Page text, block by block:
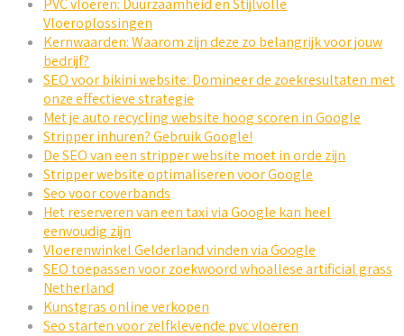
PVC vloeren: Duurzaamheid en Stijlvolle
Vloeroplossingen
Kernwaarden: Waarom zijn deze zo belangrijk voor jouw
bedrijf?
SEO voor bikini website: Domineer de zoekresultaten met
onze effectieve strategie
Met je auto recycling website hoog scoren in Google
Stripper inhuren? Gebruik Google!
De SEO van een stripper website moet in orde zijn
Stripper website optimaliseren voor Google
Seo voor coverbands
Het reserveren van een taxi via Google kan heel
eenvoudig zijn
Vloerenwinkel Gelderland vinden via Google
SEO toepassen voor zoekwoord whoallese artificial grass
Netherland
Kunstgras online verkopen
Seo starten voor zelfklevende pvc vloeren